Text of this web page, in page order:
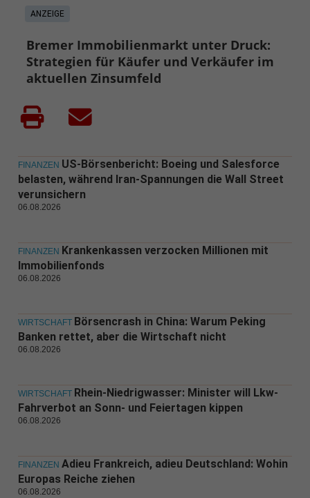
ANZEIGE
Bremer Immobilienmarkt unter Druck:
Strategien für Käufer und Verkäufer im
aktuellen Zinsumfeld
FINANZEN US-Börsenbericht: Boeing und Salesforce
belasten, während Iran-Spannungen die Wall Street
verunsichern
06.08.2026
FINANZEN Krankenkassen verzocken Millionen mit
Immobilienfonds
06.08.2026
WIRTSCHAFT Börsencrash in China: Warum Peking
Banken rettet, aber die Wirtschaft nicht
06.08.2026
WIRTSCHAFT Rhein-Niedrigwasser: Minister will Lkw-
Fahrverbot an Sonn- und Feiertagen kippen
06.08.2026
FINANZEN Adieu Frankreich, adieu Deutschland: Wohin
Europas Reiche ziehen
06.08.2026